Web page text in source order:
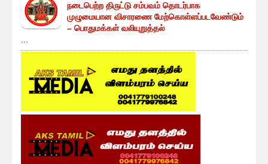
நடைபெற்ற திருட்டு சம்பவம் தொடர்பாக
முழுமையான விசாரணை மேற்கொள்ளப்படவேண்டும்
– பொதுமக்கள் வலியுறுத்தல்
...